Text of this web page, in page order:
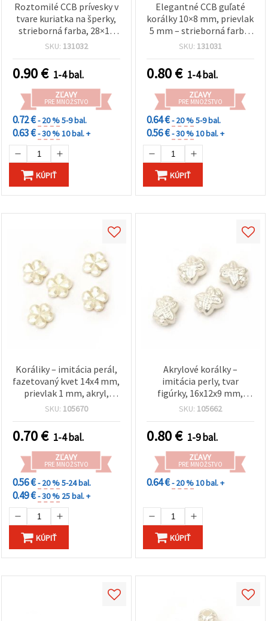
Roztomilé CCB prívesky v
tvare kuriatka na šperky,
strieborná farba, 28×16
mm, otvor 1,5 mm – sada
SKU: 131032
0.90€ 1-4 bal.
ZĽAVY
PRE MNOŽSTVO
0.72 €- 20 %5-9 bal.
0.63 €- 30 %10 bal. +
KÚPIŤ
Elegantné CCB guľaté
korálky 10×8 mm, prievlak
5 mm – strieborná farba,
20 g (~50 ks) na
bižutérie
SKU: 131031
0.80€ 1-4 bal.
ZĽAVY
PRE MNOŽSTVO
0.64 €- 20 %5-9 bal.
0.56 €- 30 %10 bal. +
KÚPIŤ
Koráliky – imitácia perál,
fazetovaný kvet 14x4 mm,
prievlak 1 mm, akryl,
krémová – 20 g (cca 50 ks)
SKU: 105670
0.70€ 1-4 bal.
ZĽAVY
PRE MNOŽSTVO
0.56 €- 20 %5-24 bal.
0.49 €- 30 % 25 bal. +
KÚPIŤ
Akrylové korálky –
imitácia perly, tvar
figúrky, 16x12x9 mm,
prievlak 2 mm, biele, 20 g
SKU: 105662
0.80€ 1-9 bal.
ZĽAVY
PRE MNOŽSTVO
0.64 €- 20 %10 bal. +
KÚPIŤ